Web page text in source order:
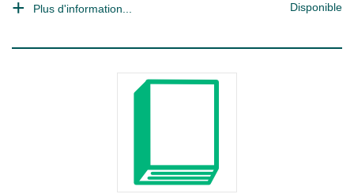
Plus d'information... Disponible